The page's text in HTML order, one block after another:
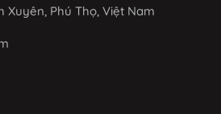
Xuyên, Phú Thọ, Việt Nam